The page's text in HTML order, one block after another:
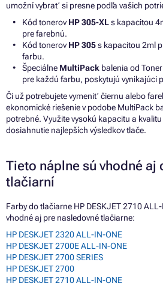
umožní vybrať si presne podľa vašich
Kód tonerovHP 305-XLs kapacitou
pre farebnú.
Kód tonerovHP 305s kapacitou 2ml
farbu.
Špeciálne MultiPack balenia od
pre každú farbu, poskytujú vynikajúci
Či už potrebujete vymeniť čiernu alebo
ekonomické riešenie v podobe MultiPack
potrebné. Využite vysokú kapacitu a
dosiahnutie najlepších výsledkov tlače.
Tieto náplne sú vhodné aj
tlačiarní
Farby do tlačiarne HP DESKJET 2710
vhodné aj pre nasledovné tlačiarne:
HP DESKJET 2320 ALL-IN-ONE
HP DESKJET 2700E ALL-IN-ONE
HP DESKJET 2700 SERIES
HP DESKJET 2700
HP DESKJET 2710 ALL-IN-ONE